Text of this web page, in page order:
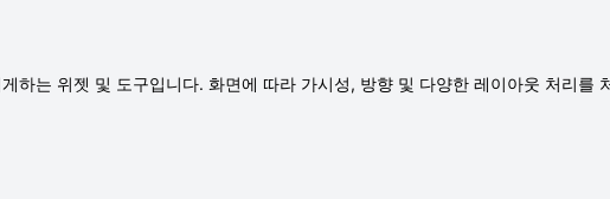
하는 위젯 및 도구입니다. 화면에 따라 가시성, 방향 및 다양한 레이아웃 처리를